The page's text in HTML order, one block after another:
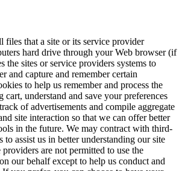
files that a site or its service provider
hard drive through your Web browser (if
the sites or service providers systems to
and capture and remember certain
to help us remember and process the
cart, understand and save your preferences
of advertisements and compile aggregate
site interaction so that we can offer better
in the future. We may contract with third-
to assist us in better understanding our site
are not permitted to use the
our behalf except to help us conduct and